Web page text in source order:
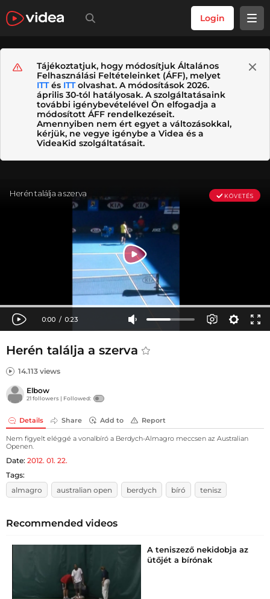
Login
Tájékoztatjuk, hogy módosítjuk Általános
Felhasználási Feltételeinket (ÁFF), melyet
ITTés ITTolvashat. A módosítások 2026.
április 30-tól hatályosak. A szolgáltatásaink
további igénybevételével Ön elfogadja a
módosított ÁFF rendelkezéseit.
Amennyiben nem ért egyet a változásokkal,
kérjük, ne vegye igénybe a Videa és a
VideaKid szolgáltatásait.
Herén találja a szerva
14.113 views
Elbow
21 followers | Followed:
Details Share Add to Report
Nem figyelt eléggé a vonalbíró a Berdych-Almagro meccsen az Australian
Openen.
Date: 2012. 01. 22.
Tags:
almagro
australian open berdych bíró tenisz
Recommended videos
A teniszező nekidobja az
ütőjét a bírónak